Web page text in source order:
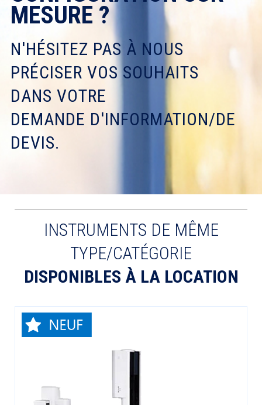
MESURE ?
N'HÉSITEZ PAS À NOUS
PRÉCISER VOS SOUHAITS
DANS VOTRE
DEMANDE D'INFORMATION/DE
DEVIS.
INSTRUMENTS DE MÊME
TYPE/CATÉGORIE
DISPONIBLES À LA LOCATION